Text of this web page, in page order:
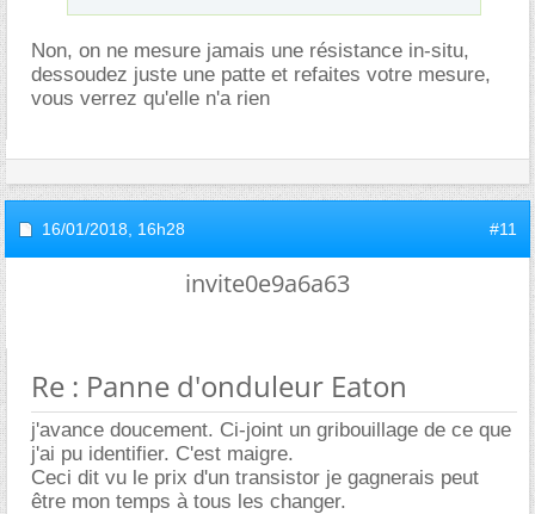
Non, on ne mesure jamais une résistance in-situ,
dessoudez juste une patte et refaites votre mesure,
vous verrez qu'elle n'a rien
16/01/2018, 16h28 #11
invite0e9a6a63
Re : Panne d'onduleur Eaton
j'avance doucement. Ci-joint un gribouillage de ce que
j'ai pu identifier. C'est maigre.
Ceci dit vu le prix d'un transistor je gagnerais peut
être mon temps à tous les changer.